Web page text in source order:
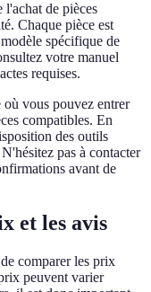
l'achat de pièces
Chaque pièce est
spécifique de
votre manuel
requises.
vous pouvez entrer
compatibles. En
des outils
pas à contacter
avant de
et les avis
comparer les prix
peuvent varier